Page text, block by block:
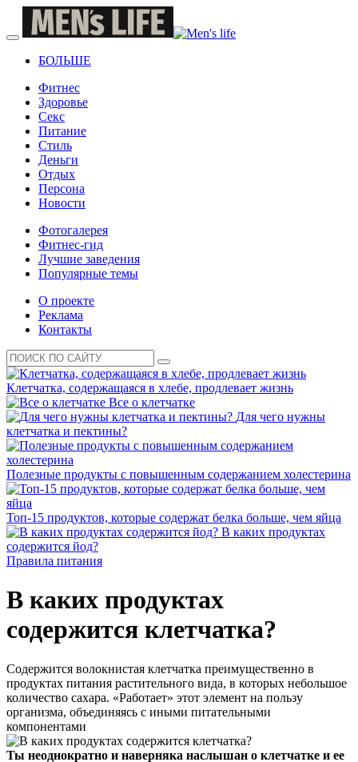
БОЛЬШЕ
Фитнес
Здоровье
Секс
Питание
Стиль
Деньги
Отдых
Персона
Новости
Фотогалерея
Фитнес-гид
Лучшие заведения
Популярные темы
О проекте
Реклама
Контакты
Клетчатка, содержащаяся в хлебе, продлевает жизнь
Все о клетчатке
Для чего нужны
клетчатка и пектины?
Полезные продукты с повышенным содержанием холестерина
Топ-15 продуктов, которые содержат белка больше, чем яйца
В каких продуктах
содержится йод?
Правила питания
В каких продуктах
содержится клетчатка?
Содержится волокнистая клетчатка преимущественно в
продуктах питания растительного вида, в которых небольшое
количество сахара. «Работает» этот элемент на пользу
организма, объединяясь с иными питательными
компонентами
Ты неоднократно и наверняка наслышан о клетчатке и ее